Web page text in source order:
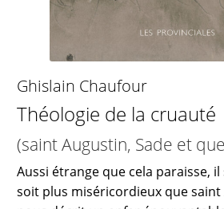
Ghislain Chaufour
Théologie de la cruauté
(saint Augustin, Sade et
Aussi étrange que cela paraisse,
soit plus miséricordieux que saint